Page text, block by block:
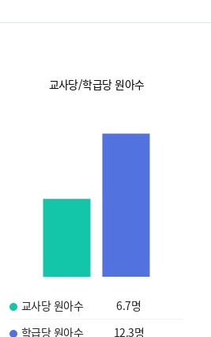
교사당/학급당 원아수
교사당 원아수 6.7명
학급당 원아수
12.3명